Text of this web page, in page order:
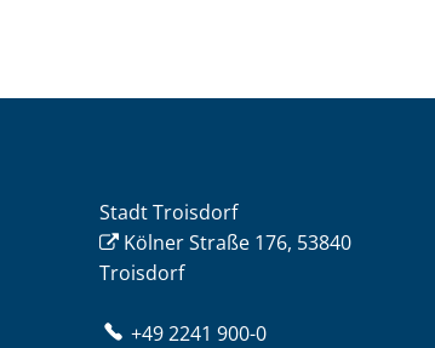
Stadt Troisdorf
Kölner Straße 176, 53840
Troisdorf
+49 2241 900-0